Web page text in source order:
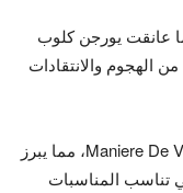
عانقت يورجن كلوب
الهجوم والانتقادات
إطلالة ماجي اختيرت من العلامة التجارية Maniere De Voir، مما يبرز
تناسب المناسبات